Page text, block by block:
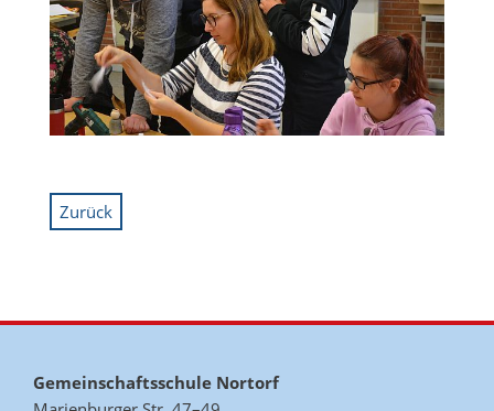
Zurück
Gemeinschaftsschule Nortorf